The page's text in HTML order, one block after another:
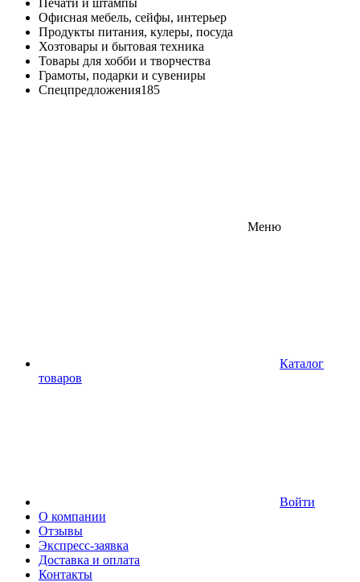
Печати и штампы
Офисная мебель, сейфы, интерьер
Продукты питания, кулеры, посуда
Хозтовары и бытовая техника
Товары для хобби и творчества
Грамоты, подарки и сувениры
Спецпредложения185
Меню
Каталог
товаров
Войти
О компании
Отзывы
Экспресс-заявка
Доставка и оплата
Контакты